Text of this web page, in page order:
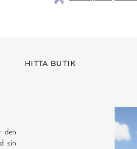
HITTA BUTIK
den
sin